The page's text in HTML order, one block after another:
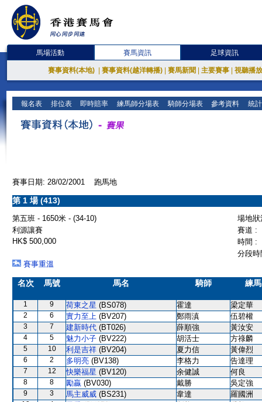
馬場活動 賽馬資訊 足球資訊
賽事資料(本地) 賽事資料(越洋轉播) 賽馬新聞 主要賽事 視聽播
報名表 排位表 即時賠率 練馬師分場表 騎師分場表 參考資料 統
賽事日期: 28/02/2001 跑馬地
第 1 場 (413)
第五班 - 1650米 - (34-10)
場地
利源讓賽
賽道 :
HK$ 500,000
時間 :
分段
賽事重溫
名次 馬號 馬名 騎師 練
1 9 荷東之星 (BS078) 霍達 梁定華
2 6 實力至上 (BV207) 鄭雨滇 伍碧權
3 7 建新時代 (BT026) 薛順強 黃汝安
4 5 魅力小子 (BV222) 胡活士 方祿麟
5 10 利是吉祥 (BV204) 夏力信 黃偉烈
6 2 多明亮 (BV138) 李格力 告達理
7 12 快樂福星 (BV120) 余健誠 何良
8 8 勵贏 (BV030) 戴勝 吳定強
9 3 馬主威威 (BS231) 韋達 羅國洲